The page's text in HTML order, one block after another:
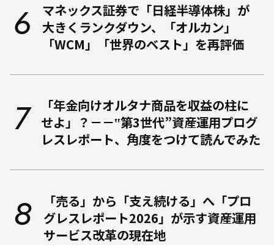
マネックス証券で「日経半導体株」が
大きくランクダウン、「オルカン」
「WCM」「世界のベスト」を再評価
「年金向けオルタナ商品を収益の柱に
せよ」？－－‟第3世代”資産運用プログ
レスレポート、角度をつけて読んでみた
「売る」から「支え続ける」へ――「プロ
グレスレポート2026」が示す資産運用
サービス改革の現在地